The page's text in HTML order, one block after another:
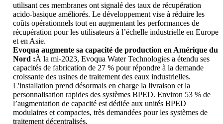
utilisant ces membranes ont signalé des taux de récupération
acido-basique améliorés. Le développement vise à réduire les
coûts opérationnels tout en augmentant les performances de
récupération pour les utilisateurs à l’échelle industrielle en Europe
et en Asie.
Evoqua augmente sa capacité de production en Amérique du
Nord :À la mi-2023, Evoqua Water Technologies a étendu ses
capacités de fabrication de 27 % pour répondre à la demande
croissante des usines de traitement des eaux industrielles.
L'installation prend désormais en charge la livraison et la
personnalisation rapides des systèmes BPED. Environ 53 % de
l’augmentation de capacité est dédiée aux unités BPED
modulaires et compactes, très demandées pour les systèmes de
traitement décentralisés.